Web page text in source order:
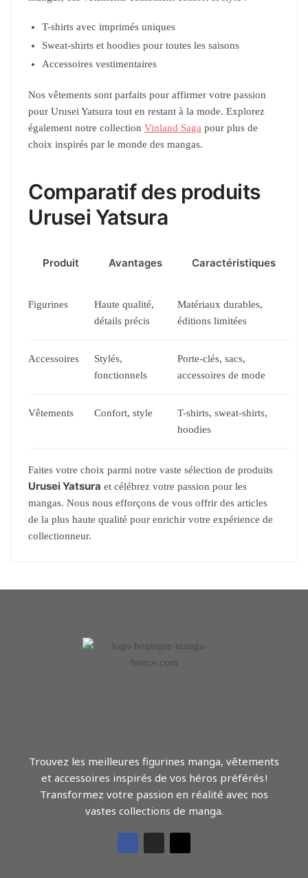
T-shirts avec imprimés uniques
Sweat-shirts et hoodies pour toutes les saisons
Accessoires vestimentaires
Nos vêtements sont parfaits pour affirmer votre passion
pour Urusei Yatsura tout en restant à la mode. Explorez
également notre collection Vinland Saga pour plus de
choix inspirés par le monde des mangas.
Comparatif des produits
Urusei Yatsura
Produit Avantages Caractéristiques
Figurines
Haute qualité,
détails précis
Matériaux durables,
éditions limitées
Accessoires
Stylés,
fonctionnels
Porte-clés, sacs,
accessoires de mode
Vêtements Confort, style
T-shirts, sweat-shirts,
hoodies
Faites votre choix parmi notre vaste sélection de produits
Urusei Yatsura et célébrez votre passion pour les
mangas. Nous nous efforçons de vous offrir des articles
de la plus haute qualité pour enrichir votre expérience de
collectionneur.
Trouvez les meilleures figurines manga, vêtements
et accessoires inspirés de vos héros préférés !
Transformez votre passion en réalité avec nos
vastes collections de manga.